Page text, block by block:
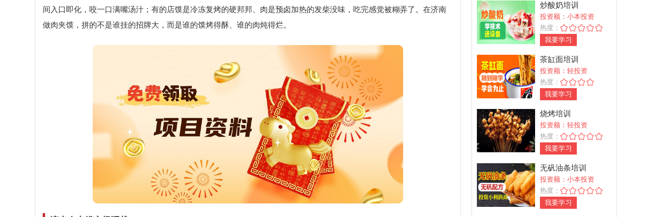
间入口即化，咬一口满嘴汤汁；有的店馍是冷冻复烤的硬邦邦、肉是预卤加热的发柴没味，吃完感觉被糊弄了。在济南
做肉夹馍，拼的不是谁挂的招牌大，而是谁的馍烤得酥、谁的肉炖得烂。
炒酸奶培训
投资额：小本投资
热度：
我要学习
茶缸面培训
投资额：轻投资
热度：
我要学习
烧烤培训
投资额：轻投资
热度：
我要学习
无矾油条培训
投资额：小本投资
热度：
我要学习